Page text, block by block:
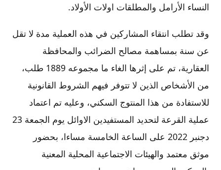
النساء الأرامل والمطلقات اولات الأولاد.
وقد تطلب انتقاء المشاركين في هذه العملية مدة لا تقل
عن سنة بمساهمة مصالح الضرائب والمحافظة
العقارية، تم على إثرها الغاء ما مجموعه 1889 طلب،
من الأشخاص الذين لا تتوفر فيهم الشروط القانونية
للاستفادة من هذا المنتوج السكني، وعليه تم اعتماد
عملية القرعة لتحديد المستفيدين الاوائل يوم الجمعة 23
دجنبر 2022 على الساعة الخامسة مساءا، بحضور
موثق معتمد والهيئات الاجتماعية المحلية المعنية